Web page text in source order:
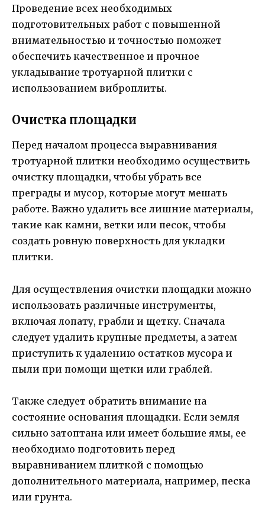
Проведение всех необходимых
подготовительных работ с повышенной
внимательностью и точностью поможет
обеспечить качественное и прочное
укладывание тротуарной плитки с
использованием виброплиты.
Очистка площадки
Перед началом процесса выравнивания
тротуарной плитки необходимо осуществить
очистку площадки, чтобы убрать все
преграды и мусор, которые могут мешать
работе. Важно удалить все лишние материалы,
такие как камни, ветки или песок, чтобы
создать ровную поверхность для укладки
плитки.
Для осуществления очистки площадки можно
использовать различные инструменты,
включая лопату, грабли и щетку. Сначала
следует удалить крупные предметы, а затем
приступить к удалению остатков мусора и
пыли при помощи щетки или граблей.
Также следует обратить внимание на
состояние основания площадки. Если земля
сильно затоптана или имеет большие ямы, ее
необходимо подготовить перед
выравниванием плиткой с помощью
дополнительного материала, например, песка
или грунта.